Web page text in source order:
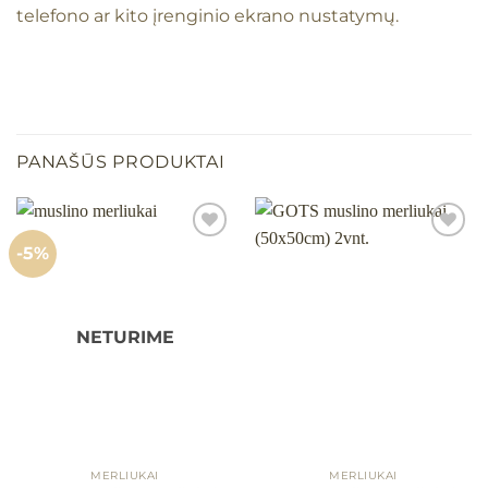
telefono ar kito įrenginio ekrano nustatymų.
PANAŠŪS PRODUKTAI
-5%
NETURIME
MERLIUKAI MERLIUKAI